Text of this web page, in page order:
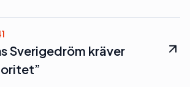
Sverigedröm kräver